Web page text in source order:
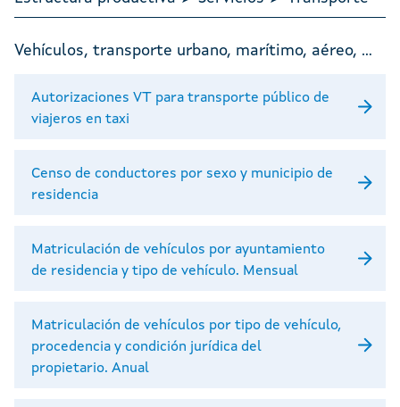
Vehículos, transporte urbano, marítimo, aéreo, ...
Autorizaciones VT para transporte público de
viajeros en taxi
Censo de conductores por sexo y municipio de
residencia
Matriculación de vehículos por ayuntamiento
de residencia y tipo de vehículo. Mensual
Matriculación de vehículos por tipo de vehículo,
procedencia y condición jurídica del
propietario. Anual